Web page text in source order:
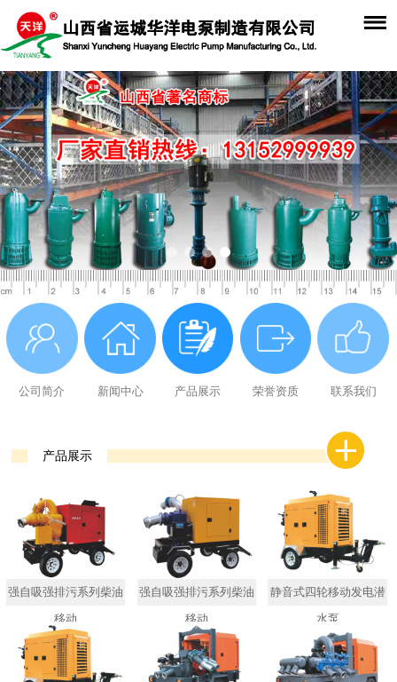
公司简介 新闻中心 产品展示 荣誉资质 联系我们
产品展示
强自吸强排污系列柴油
移动
强自吸强排污系列柴油
移动
静音式四轮移动发电潜
水泵